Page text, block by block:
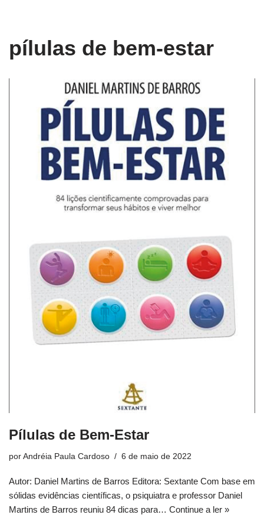
para
o
pílulas de bem-estar
Pílulas de Bem-Estar
por Andréia Paula Cardoso 6 de maio de 2022
Autor: Daniel Martins de Barros Editora: Sextante Com base em
sólidas evidências científicas, o psiquiatra e professor Daniel
Martins de Barros reuniu 84 dicas para… Continue a ler »